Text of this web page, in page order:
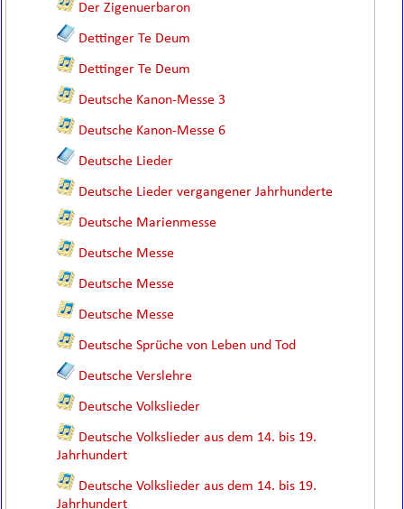
Der Zigenuerbaron
Dettinger Te Deum
Dettinger Te Deum
Deutsche Kanon-Messe 3
Deutsche Kanon-Messe 6
Deutsche Lieder
Deutsche Lieder vergangener Jahrhunderte
Deutsche Marienmesse
Deutsche Messe
Deutsche Messe
Deutsche Messe
Deutsche Sprüche von Leben und Tod
Deutsche Verslehre
Deutsche Volkslieder
Deutsche Volkslieder aus dem 14. bis 19.
Jahrhundert
Deutsche Volkslieder aus dem 14. bis 19.
Jahrhundert